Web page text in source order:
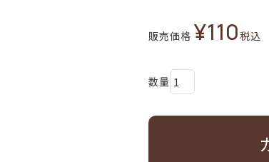
販売価格 ¥110税込